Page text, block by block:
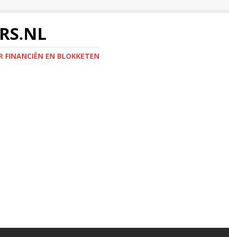
FINANCIËN EN BLOKKETEN